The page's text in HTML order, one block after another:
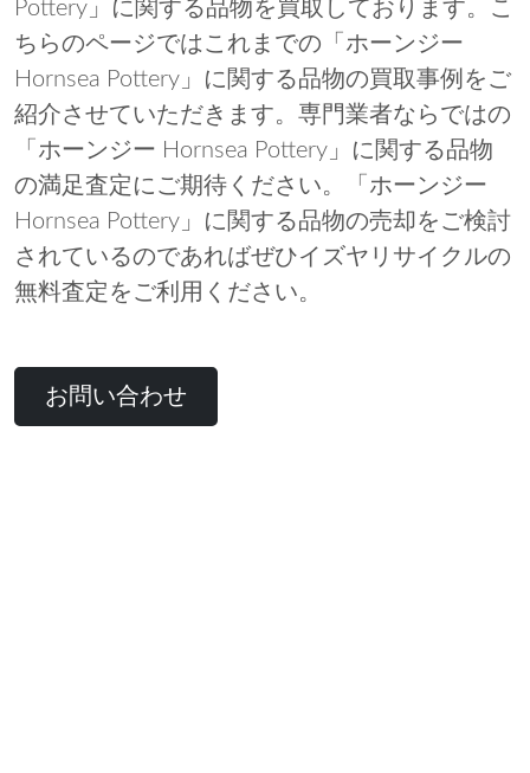
Pottery」に関する品物を買取しております。こ
ちらのページではこれまでの「ホーンジー
Hornsea Pottery」に関する品物の買取事例をご
紹介させていただきます。専門業者ならではの
「ホーンジー Hornsea Pottery」に関する品物
の満足査定にご期待ください。「ホーンジー
Hornsea Pottery」に関する品物の売却をご検討
されているのであればぜひイズヤリサイクルの
無料査定をご利用ください。
お問い合わせ